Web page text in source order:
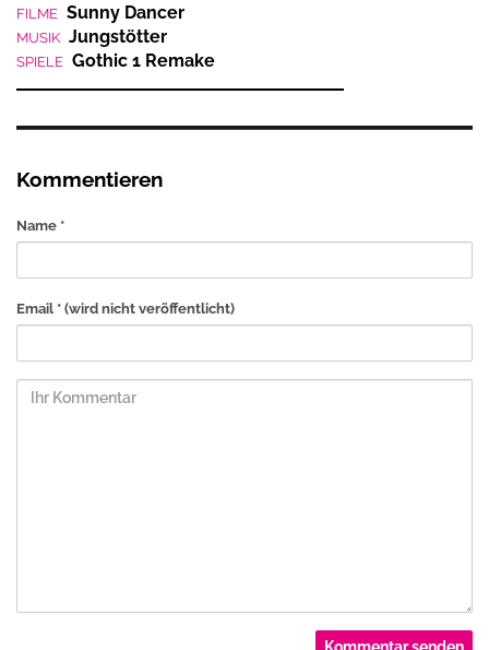
FILME Sunny Dancer
MUSIK Jungstötter
SPIELE Gothic 1 Remake
Kommentieren
Name *
Email * (wird nicht veröffentlicht)